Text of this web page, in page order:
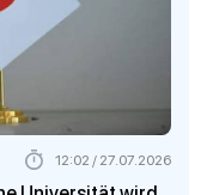
12:02 / 27.07.2026